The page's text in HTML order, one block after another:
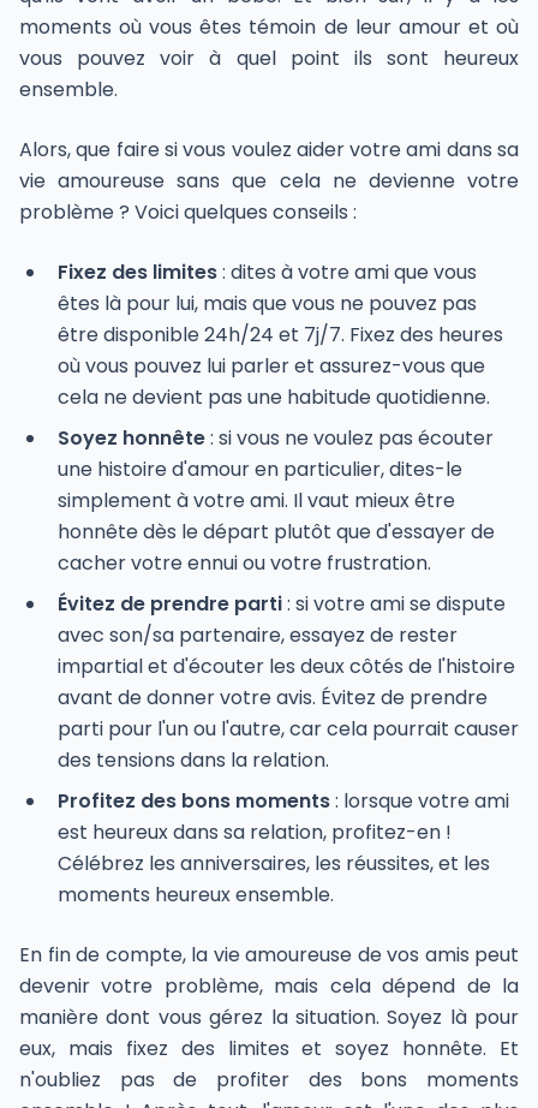
moments où vous êtes témoin de leur amour et où
vous pouvez voir à quel point ils sont heureux
ensemble.
Alors, que faire si vous voulez aider votre ami dans sa
vie amoureuse sans que cela ne devienne votre
problème ? Voici quelques conseils :
Fixez des limites: dites à votre ami que vous
êtes là pour lui, mais que vous ne pouvez pas
être disponible 24h/24 et 7j/7. Fixez des heures
où vous pouvez lui parler et assurez-vous que
cela ne devient pas une habitude quotidienne.
Soyez honnête: si vous ne voulez pas écouter
une histoire d'amour en particulier, dites-le
simplement à votre ami. Il vaut mieux être
honnête dès le départ plutôt que d'essayer de
cacher votre ennui ou votre frustration.
Évitez de prendre parti: si votre ami se dispute
avec son/sa partenaire, essayez de rester
impartial et d'écouter les deux côtés de l'histoire
avant de donner votre avis. Évitez de prendre
parti pour l'un ou l'autre, car cela pourrait causer
des tensions dans la relation.
Profitez des bons moments: lorsque votre ami
est heureux dans sa relation, profitez-en !
Célébrez les anniversaires, les réussites, et les
moments heureux ensemble.
En fin de compte, la vie amoureuse de vos amis peut
devenir votre problème, mais cela dépend de la
manière dont vous gérez la situation. Soyez là pour
eux, mais fixez des limites et soyez honnête. Et
n'oubliez pas de profiter des bons moments